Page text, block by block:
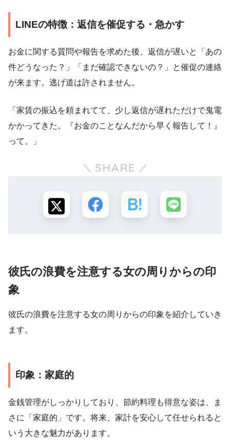
LINEの特徴：返信を催促する・急かす
お金に関する質問や報告を求めた後、返信が遅いと「あの
件どうなった？」「まだ確認できないの？」と催促の連絡
が来ます。逃げ道は許されません。
「家賃の振込を頼まれてて、少し返信が遅れただけで鬼電
かかってきた。『お金のことなんだから早く報告して！』
って。」
SHARE
彼氏の浪費を注意する女の周りからの印
象
彼氏の浪費を注意する女の周りからの印象を紹介していき
ます。
印象：家庭的
金銭管理がしっかりしており、節約料理も得意な姿は、ま
さに「家庭的」です。将来、家計を安心して任せられると
いう大きな魅力があります。